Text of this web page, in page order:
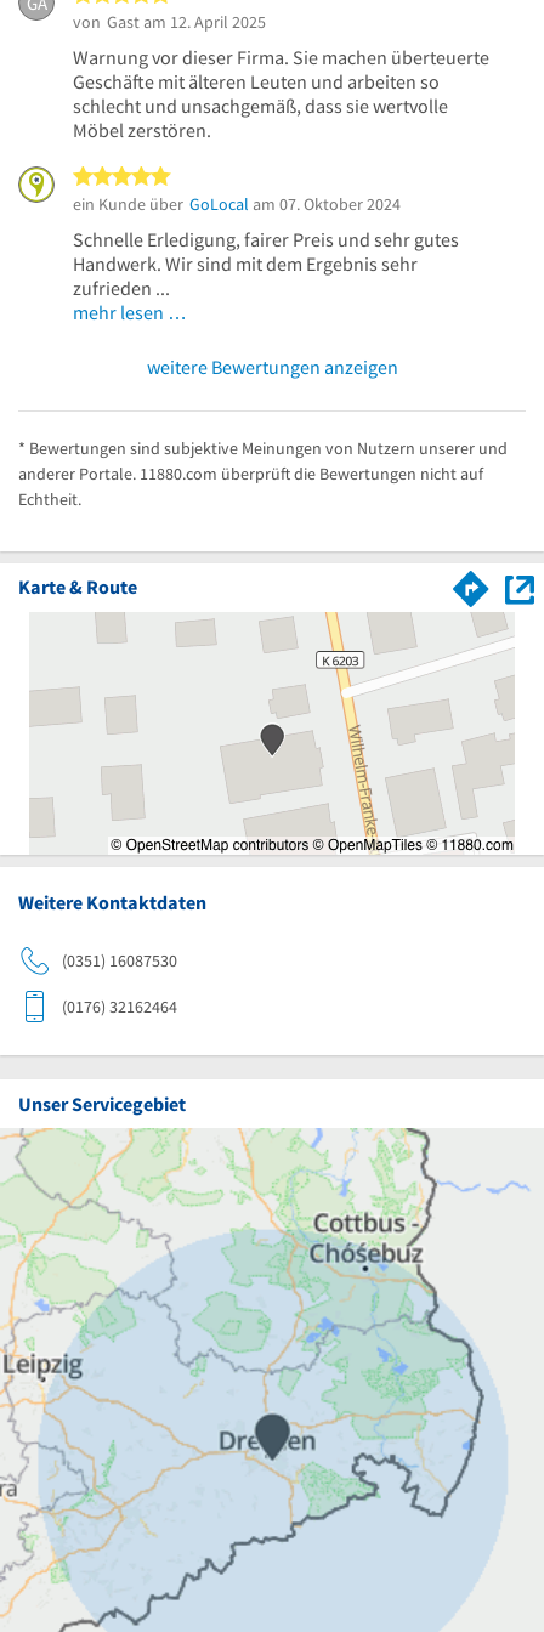
von Gast am 12. April 2025
Warnung vor dieser Firma. Sie machen überteuerte
Geschäfte mit älteren Leuten und arbeiten so
schlecht und unsachgemäß, dass sie wertvolle
Möbel zerstören.
ein Kunde über GoLocal am 07. Oktober 2024
Schnelle Erledigung, fairer Preis und sehr gutes
Handwerk. Wir sind mit dem Ergebnis sehr
zufrieden ...
mehr lesen …
weitere Bewertungen anzeigen
* Bewertungen sind subjektive Meinungen von Nutzern unserer und
anderer Portale. 11880.com überprüft die Bewertungen nicht auf
Echtheit.
Karte & Route
Weitere Kontaktdaten
(0351) 16087530
(0176) 32162464
Unser Servicegebiet